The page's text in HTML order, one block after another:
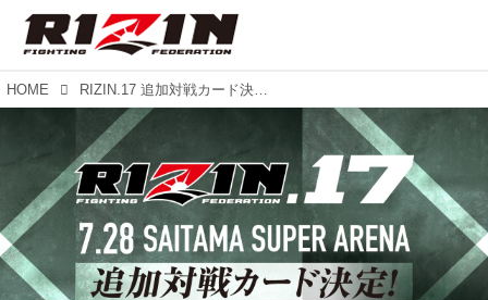
HOME RIZIN.17 追加対戦カード決定！北岡悟が元UFCファイターのジョニー・ケースと激突！渡部太基がベラトールキックの刺客を迎え撃つ！